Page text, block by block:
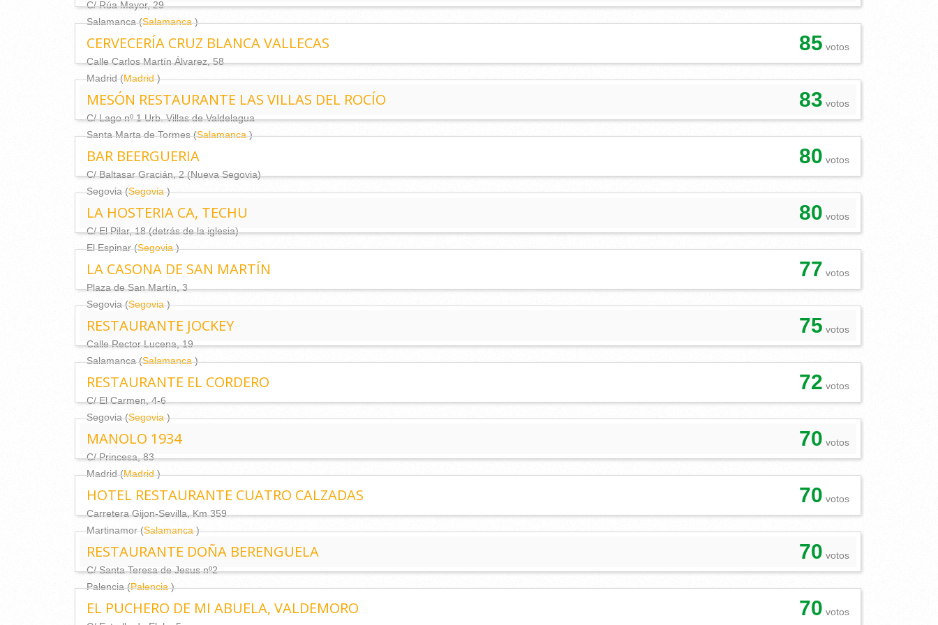
C/ Rúa Mayor, 29
Salamanca (Salamanca )
CERVECERÍA CRUZ BLANCA VALLECAS
Calle Carlos Martín Álvarez, 58
Madrid (Madrid )
85 votos
MESÓN RESTAURANTE LAS VILLAS DEL ROCÍO
C/ Lago nº 1 Urb. Villas de Valdelagua
Santa Marta de Tormes (Salamanca )
83 votos
BAR BEERGUERIA
C/ Baltasar Gracián, 2 (Nueva Segovia)
Segovia (Segovia )
80 votos
LA HOSTERIA CA, TECHU
C/ El Pilar, 18 (detrás de la iglesia)
El Espinar (Segovia )
80 votos
LA CASONA DE SAN MARTÍN
Plaza de San Martín, 3
Segovia (Segovia )
77 votos
RESTAURANTE JOCKEY
Calle Rector Lucena, 19
Salamanca (Salamanca )
75 votos
RESTAURANTE EL CORDERO
C/ El Carmen, 4-6
Segovia (Segovia )
72 votos
MANOLO 1934
C/ Princesa, 83
Madrid (Madrid )
70 votos
HOTEL RESTAURANTE CUATRO CALZADAS
Carretera Gijon-Sevilla, Km 359
Martinamor (Salamanca )
70 votos
RESTAURANTE DOÑA BERENGUELA
C/ Santa Teresa de Jesus nº2
Palencia (Palencia )
70 votos
EL PUCHERO DE MI ABUELA, VALDEMORO 70 votos